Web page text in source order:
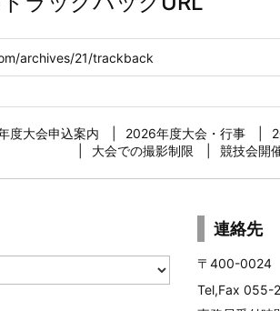
度大会申込案内 2026年度大会・行事
大会での撮影制限
競技会開
連絡先
〒400-0024
Tel,Fax 055-